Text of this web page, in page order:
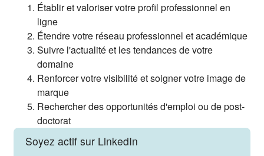
Établir et valoriser votre profil professionnel en
ligne
Étendre votre réseau professionnel et académique
Suivre l'actualité et les tendances de votre
domaine
Renforcer votre visibilité et soigner votre image de
marque
Rechercher des opportunités d'emploi ou de post-
doctorat
Soyez actif sur LinkedIn